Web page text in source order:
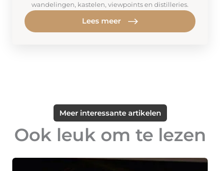
wandelingen, kastelen, viewpoints en distilleries.
Lees meer
Meer interessante artikelen
Ook leuk om te lezen